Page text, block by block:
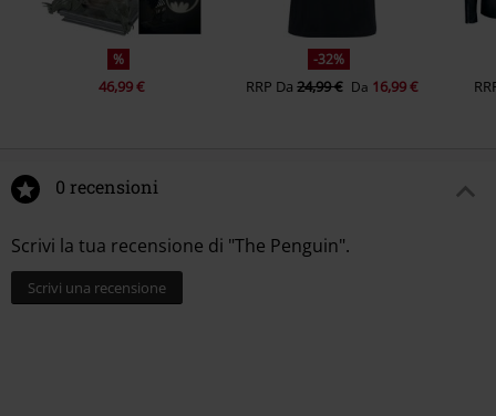
%
46,99 €
-32%
RRP Da24,99 € Da 16,99 €
0 recensioni
Scrivi la tua recensione di "The Penguin".
Scrivi una recensione